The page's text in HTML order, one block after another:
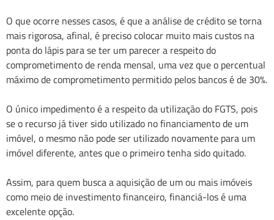
O que ocorre nesses casos, é que a análise de crédito se torna
mais rigorosa, afinal, é preciso colocar muito mais custos na
ponta do lápis para se ter um parecer a respeito do
comprometimento de renda mensal, uma vez que o percentual
máximo de comprometimento permitido pelos bancos é de 30%.
O único impedimento é a respeito da utilização do FGTS, pois
se o recurso já tiver sido utilizado no financiamento de um
imóvel, o mesmo não pode ser utilizado novamente para um
imóvel diferente, antes que o primeiro tenha sido quitado.
Assim, para quem busca a aquisição de um ou mais imóveis
como meio de investimento financeiro, financiá-los é uma
excelente opção.